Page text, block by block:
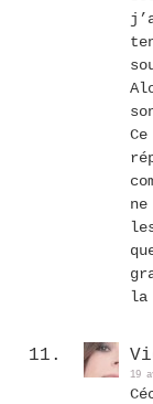
la
19